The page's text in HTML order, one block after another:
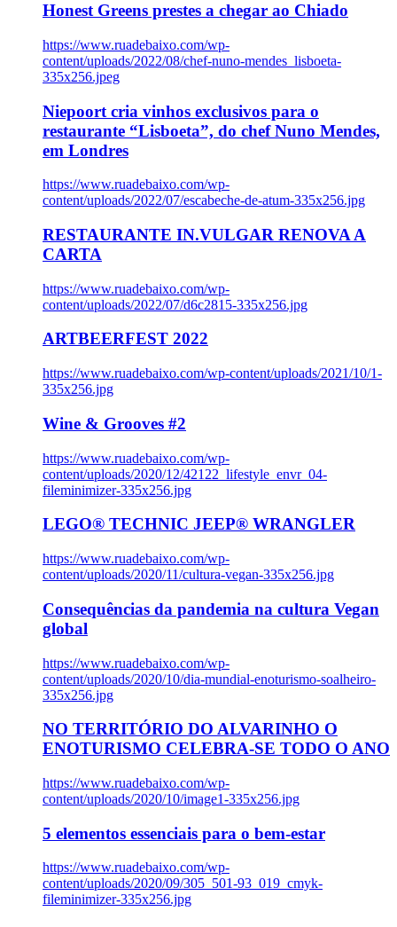
Honest Greens prestes a chegar ao Chiado
https://www.ruadebaixo.com/wp-
content/uploads/2022/08/chef-nuno-mendes_lisboeta-
335x256.jpeg
Niepoort cria vinhos exclusivos para o
restaurante “Lisboeta”, do chef Nuno Mendes,
em Londres
https://www.ruadebaixo.com/wp-
content/uploads/2022/07/escabeche-de-atum-335x256.jpg
RESTAURANTE IN.VULGAR RENOVA A
CARTA
https://www.ruadebaixo.com/wp-
content/uploads/2022/07/d6c2815-335x256.jpg
ARTBEERFEST 2022
https://www.ruadebaixo.com/wp-content/uploads/2021/10/1-
335x256.jpg
Wine & Grooves #2
https://www.ruadebaixo.com/wp-
content/uploads/2020/12/42122_lifestyle_envr_04-
fileminimizer-335x256.jpg
LEGO® TECHNIC JEEP® WRANGLER
https://www.ruadebaixo.com/wp-
content/uploads/2020/11/cultura-vegan-335x256.jpg
Consequências da pandemia na cultura Vegan
global
https://www.ruadebaixo.com/wp-
content/uploads/2020/10/dia-mundial-enoturismo-soalheiro-
335x256.jpg
NO TERRITÓRIO DO ALVARINHO O
ENOTURISMO CELEBRA-SE TODO O ANO
https://www.ruadebaixo.com/wp-
content/uploads/2020/10/image1-335x256.jpg
5 elementos essenciais para o bem-estar
https://www.ruadebaixo.com/wp-
content/uploads/2020/09/305_501-93_019_cmyk-
fileminimizer-335x256.jpg